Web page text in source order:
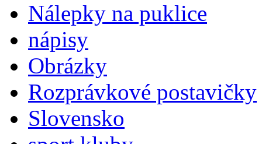
Nálepky na puklice
nápisy
Obrázky
Rozprávkové postavičky
Slovensko